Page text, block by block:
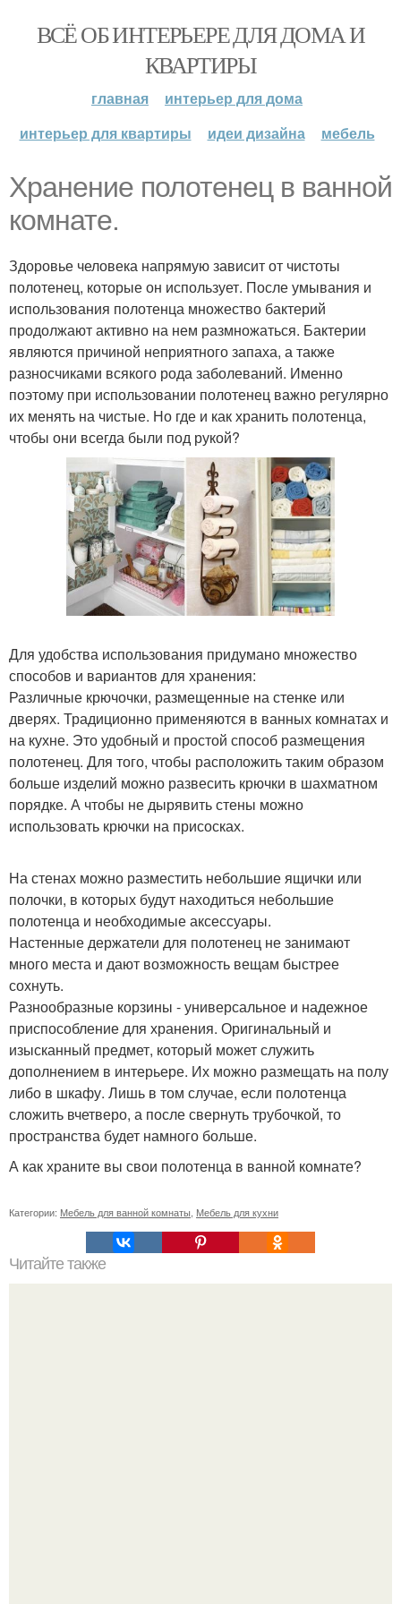
ВСЁ ОБ ИНТЕРЬЕРЕ ДЛЯ ДОМА И
КВАРТИРЫ
главная
интерьер для дома
интерьер для квартиры
идеи дизайна мебель
Хранение полотенец в ванной
комнате.
Здоровье человека напрямую зависит от чистоты
полотенец, которые он использует. После умывания и
использования полотенца множество бактерий
продолжают активно на нем размножаться. Бактерии
являются причиной неприятного запаха, а также
разносчиками всякого рода заболеваний. Именно
поэтому при использовании полотенец важно регулярно
их менять на чистые. Но где и как хранить полотенца,
чтобы они всегда были под рукой?
Для удобства использования придумано множество
способов и вариантов для хранения:
Различные крючочки, размещенные на стенке или
дверях. Традиционно применяются в ванных комнатах и
на кухне. Это удобный и простой способ размещения
полотенец. Для того, чтобы расположить таким образом
больше изделий можно развесить крючки в шахматном
порядке. А чтобы не дырявить стены можно
использовать крючки на присосках.
На стенах можно разместить небольшие ящички или
полочки, в которых будут находиться небольшие
полотенца и необходимые аксессуары.
Настенные держатели для полотенец не занимают
много места и дают возможность вещам быстрее
сохнуть.
Разнообразные корзины - универсальное и надежное
приспособление для хранения. Оригинальный и
изысканный предмет, который может служить
дополнением в интерьере. Их можно размещать на полу
либо в шкафу. Лишь в том случае, если полотенца
сложить вчетверо, а после свернуть трубочкой, то
пространства будет намного больше.
А как храните вы свои полотенца в ванной комнате?
Категории: Мебель для ванной комнаты Мебель для кухни
Читайте также